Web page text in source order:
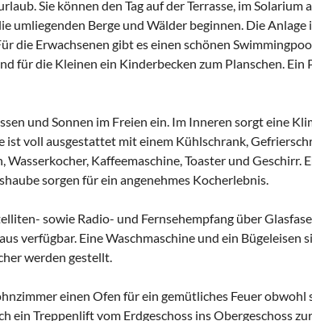
Sie können den Tag auf der Terrasse, im Solarium
umliegenden Berge und Wälder beginnen. Die
die Erwachsenen gibt es einen schönen
für die Kleinen ein Kinderbecken zum Planschen. Ein
und Sonnen im Freien ein. Im Inneren sorgt eine
ist voll ausgestattet mit einem Kühlschrank,
Kaffeemaschine, Toaster und Geschirr.
sorgen für ein angenehmes Kocherlebnis.
sowie Radio- und Fernsehempfang über
verfügbar. Eine Waschmaschine und ein Bügeleisen
werden gestellt.
einen Ofen für ein gemütliches Feuer obwohl
ein Treppenlift vom Erdgeschoss ins Obergeschoss